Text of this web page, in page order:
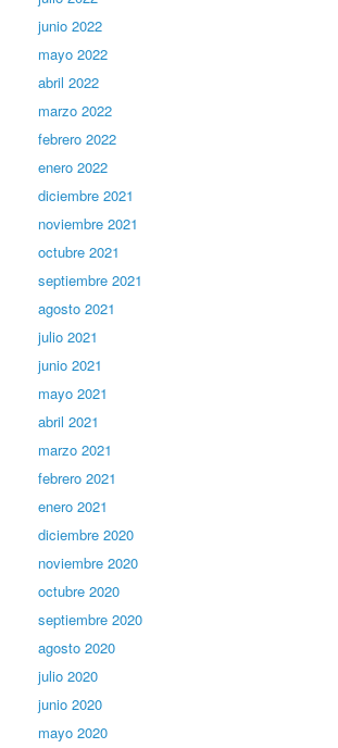
junio 2022
mayo 2022
abril 2022
marzo 2022
febrero 2022
enero 2022
diciembre 2021
noviembre 2021
octubre 2021
septiembre 2021
agosto 2021
julio 2021
junio 2021
mayo 2021
abril 2021
marzo 2021
febrero 2021
enero 2021
diciembre 2020
noviembre 2020
octubre 2020
septiembre 2020
agosto 2020
julio 2020
junio 2020
mayo 2020